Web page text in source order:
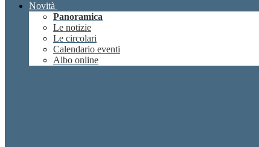
Novità
Panoramica
Le notizie
Le circolari
Calendario eventi
Albo online